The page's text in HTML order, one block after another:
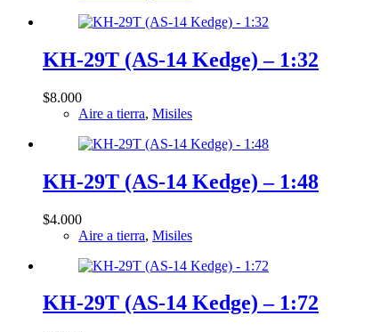
KH-29T (AS-14 Kedge) – 1:32
$8.000
Aire a tierra, Misiles
KH-29T (AS-14 Kedge) – 1:48
$4.000
Aire a tierra, Misiles
KH-29T (AS-14 Kedge) – 1:72